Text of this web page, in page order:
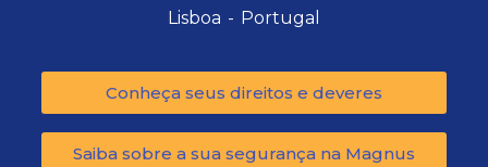
Lisboa - Portugal
Conheça seus direitos e deveres
Saiba sobre a sua segurança na Magnus